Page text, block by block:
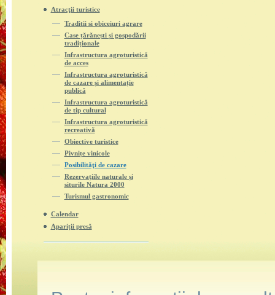
Atracţii turistice
Traditii si obiceiuri agrare
Case țărănești și gospodării
tradiționale
Infrastructura agroturistică
de acces
Infrastructura agroturistică
de cazare și alimentație
publică
Infrastructura agroturistică
de tip cultural
Infrastructura agroturistică
recreativă
Obiective turistice
Pivnițe vinicole
Posibilităţi de cazare
Rezervațiile naturale și
siturile Natura 2000
Turismul gastronomic
Calendar
Apariții presă